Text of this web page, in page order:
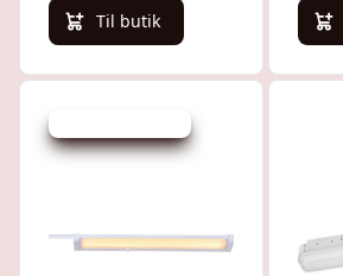
Til butik